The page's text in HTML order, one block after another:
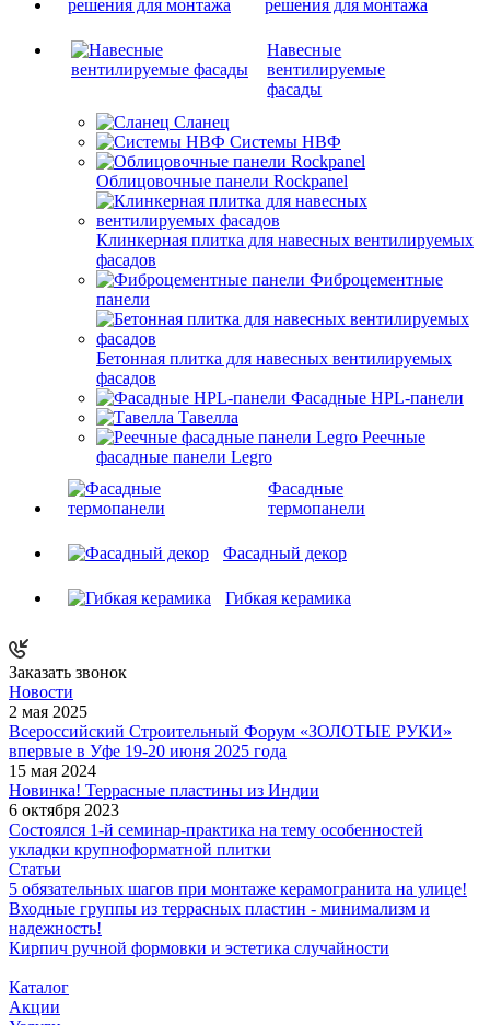
решения для монтажа
Навесные
вентилируемые
фасады
Сланец
Системы НВФ
Облицовочные панели Rockpanel
Клинкерная плитка для навесных вентилируемых
фасадов
Фиброцементные
панели
Бетонная плитка для навесных вентилируемых
фасадов
Фасадные HPL-панели
Тавелла
Реечные
фасадные панели Legro
Фасадные
термопанели
Фасадный декор
Гибкая керамика
Заказать звонок
Новости
2 мая 2025
Всероссийский Строительный Форум «ЗОЛОТЫЕ РУКИ»
впервые в Уфе 19-20 июня 2025 года
15 мая 2024
Новинка! Террасные пластины из Индии
6 октября 2023
Состоялся 1-й семинар-практика на тему особенностей
укладки крупноформатной плитки
Статьи
5 обязательных шагов при монтаже керамогранита на улице!
Входные группы из террасных пластин - минимализм и
надежность!
Кирпич ручной формовки и эстетика случайности
Каталог
Акции